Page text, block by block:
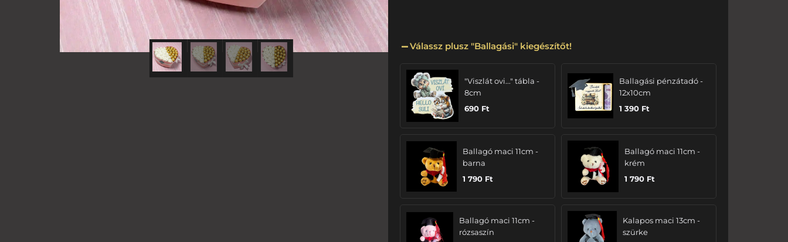
Válassz plusz "Ballagási" kiegészítőt!
"Viszlát ovi..." tábla -
8cm
690 Ft
Ballagási pénzátadó -
12x10cm
1 390 Ft
Ballagó maci 11cm -
barna
1 790 Ft
Ballagó maci 11cm -
krém
1 790 Ft
Ballagó maci 11cm -
rózsaszín
Kalapos maci 13cm -
szürke